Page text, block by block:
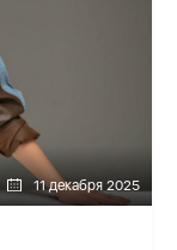
11 декабря 2025